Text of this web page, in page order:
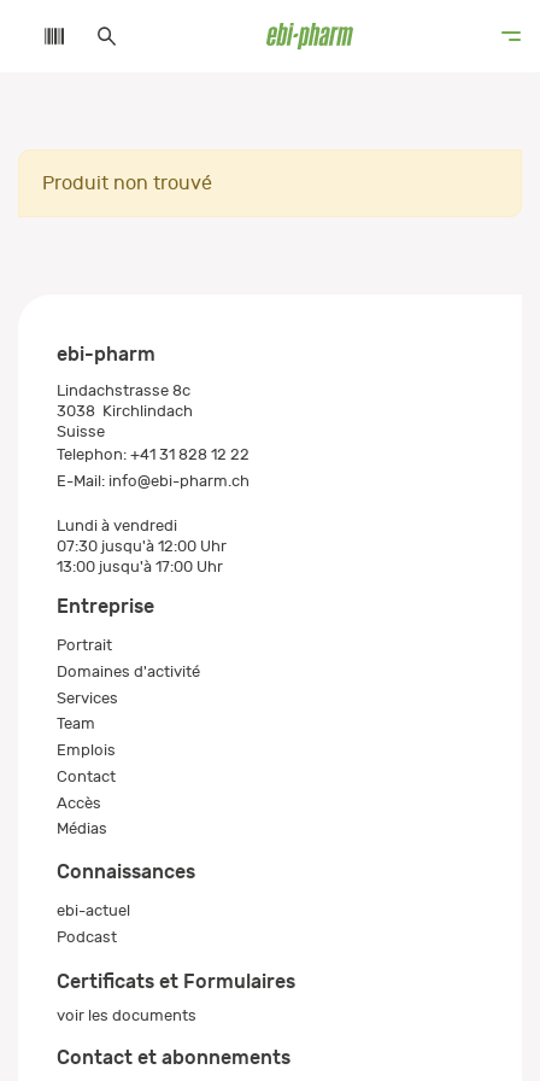
Produit non trouvé
ebi-pharm
Lindachstrasse 8c
3038 Kirchlindach
Suisse
Telephon: +41 31 828 12 22
E-Mail: info@ebi-pharm.ch
Lundi à vendredi
07:30 jusqu'à 12:00 Uhr
13:00 jusqu'à 17:00 Uhr
Entreprise
Portrait
Domaines d'activité
Services
Team
Emplois
Contact
Accès
Médias
Connaissances
ebi-actuel
Podcast
Certificats et Formulaires
voir les documents
Contact et abonnements